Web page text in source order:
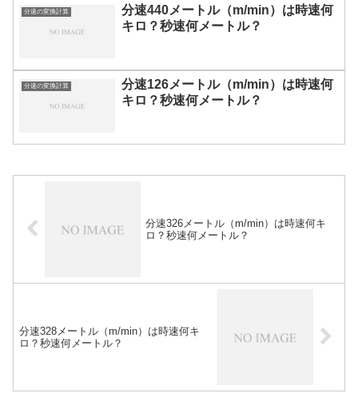
分速の変換計算
分速440メートル（m/min）は時速何
キロ？秒速何メートル？
分速の変換計算
分速126メートル（m/min）は時速何
キロ？秒速何メートル？
分速326メートル（m/min）は時速何キ
ロ？秒速何メートル？
分速328メートル（m/min）は時速何キ
ロ？秒速何メートル？